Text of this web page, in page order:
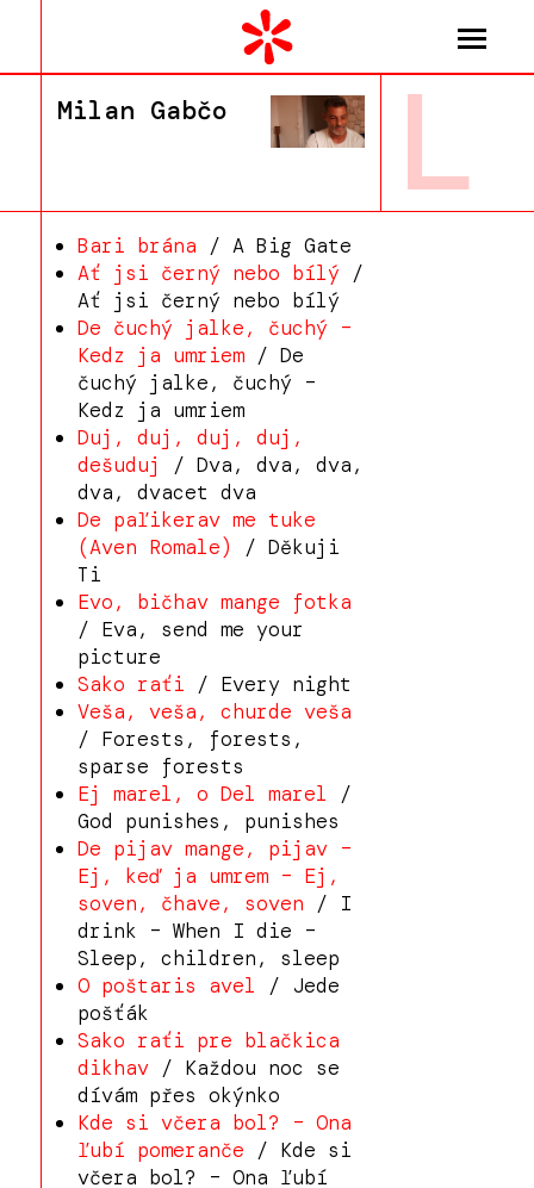
Milan Gabčo L
Bari brána / A Big Gate
Ať jsi černý nebo bílý /
Ať jsi černý nebo bílý
De čuchý jalke, čuchý –
Kedz ja umriem/ De
čuchý jalke, čuchý –
Kedz ja umriem
Duj, duj, duj, duj,
dešuduj
/ Dva, dva, dva,
dva, dvacet dva
De paľikerav me tuke
(Aven Romale)
/ Děkuji
Ti
Evo, bičhav mange fotka
/ Eva, send me your
picture
Sako raťi / Every night
Veša, veša, churde veša
/ Forests, forests,
sparse forests
Ej marel, o Del marel /
God punishes, punishes
De pijav mange, pijav –
Ej, keď ja umrem – Ej,
soven, čhave, soven / I
drink – When I die –
Sleep, children, sleep
O poštaris avel / Jede
pošťák
Sako raťi pre blačkica
dikhav/ Každou noc se
dívám přes okýnko
Kde si včera bol? – Ona
ľubí pomeranče / Kde si
včera bol? – Ona ľubí